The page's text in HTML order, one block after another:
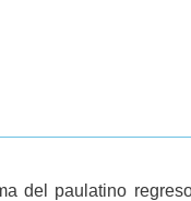
del paulatino